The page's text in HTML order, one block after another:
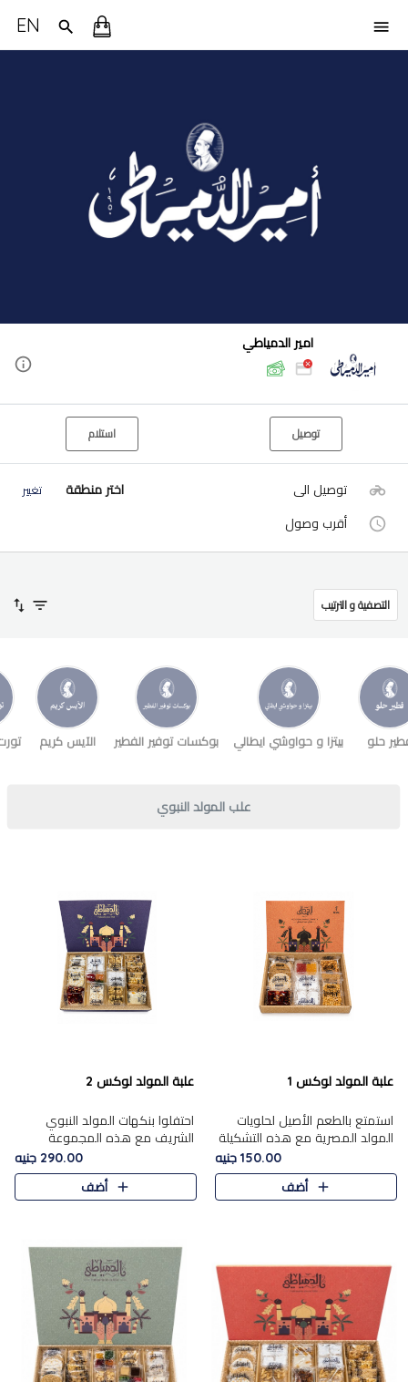
EN
امير الدمياطي
توصيل استلام
توصيل الى اختر منطقة تغيير
أقرب وصول
التصفية و الترتيب
حلو بيتزا و حواوشي ايطالي بوكسات توفير الفطير الآيس كريم
علب المولد النبوي
علبة المولد لوكس 1
استمتع بالطعم الأصيل لحلويات
المولد المصرية مع هذه التشكيلة
المختارة بعناية من 9 قطع. تتضمن
التشكيلة جوزرية مع فول،ملبان
150.00 جنيه
أضف
علبة المولد لوكس 2
احتفلوا بنكهات المولد النبوي
الشريف مع هذه المجموعة
الفاخرة المكونة من 19 قطعة،
والتي تم اختيارها بعناية فائقة لتُبرز
تشكيلة واسعة من الحلويات
290.00 جنيه
أضف